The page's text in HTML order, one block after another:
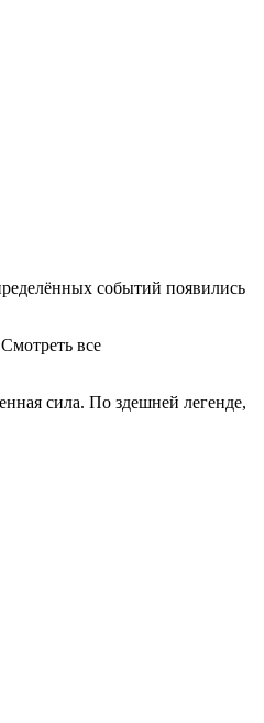
событий появились
все
сила. По здешней легенде,